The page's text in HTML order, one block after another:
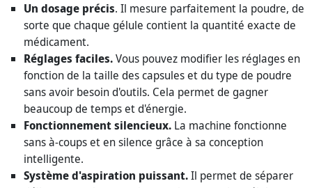
Un dosage précis. Il mesure parfaitement la poudre, de
sorte que chaque gélule contient la quantité exacte de
médicament.
Réglages faciles.Vous pouvez modifier les réglages en
fonction de la taille des capsules et du type de poudre
sans avoir besoin d'outils. Cela permet de gagner
beaucoup de temps et d'énergie.
Fonctionnement silencieux. La machine fonctionne
sans à-coups et en silence grâce à sa conception
intelligente.
Système d'aspiration puissant.Il permet de séparer